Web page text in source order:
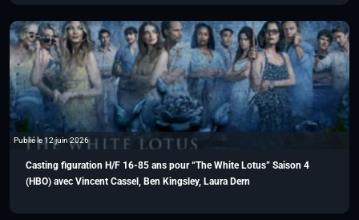
Publié le 12 juin 2026
Casting figuration H/F 16-85 ans pour “The White Lotus” Saison 4
(HBO) avec Vincent Cassel, Ben Kingsley, Laura Dern